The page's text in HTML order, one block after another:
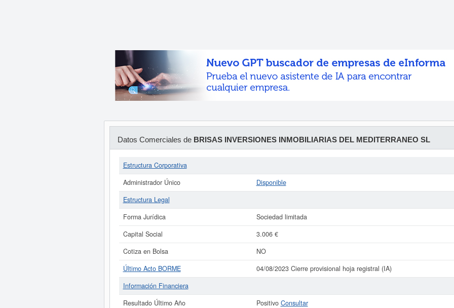
Datos Comerciales de BRISAS INVERSIONES INMOBILIARIAS DEL MEDITERRANEO SL
Estructura Corporativa
Administrador Único
Disponible
Estructura Legal
Forma Jurídica
Sociedad limitada
Capital Social
3.006 €
Cotiza en Bolsa
NO
Último Acto BORME
04/08/2023 Cierre provisional hoja registral (IA)
Información Financiera
Resultado Último Año
Positivo Consultar